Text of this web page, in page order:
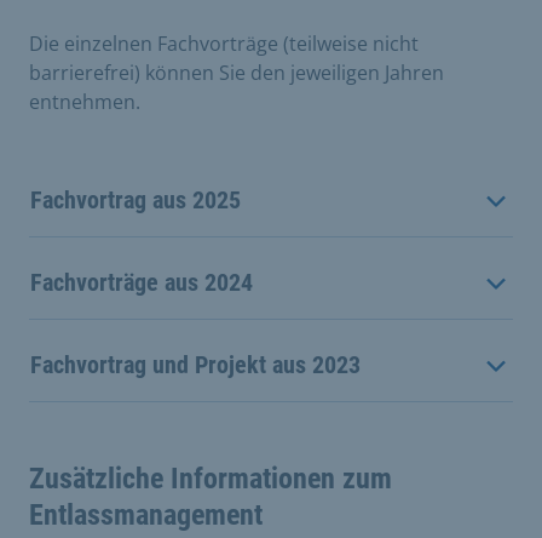
Die einzelnen Fachvorträge (teilweise nicht
barrierefrei) können Sie den jeweiligen Jahren
entnehmen.
Fachvortrag aus 2025
Fachvorträge aus 2024
Fachvortrag und Projekt aus 2023
Zusätzliche Informationen zum
Entlassmanagement